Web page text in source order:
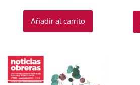
Añadir al carrito